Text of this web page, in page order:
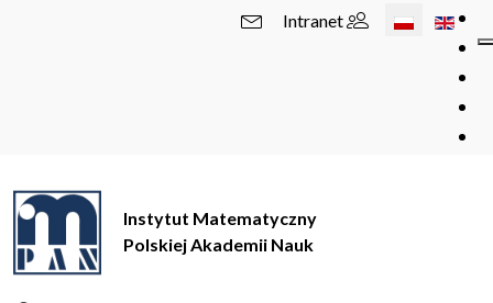
Wybierz swój
Intranet
Instytut Matematyczny
Polskiej Akademii Nauk